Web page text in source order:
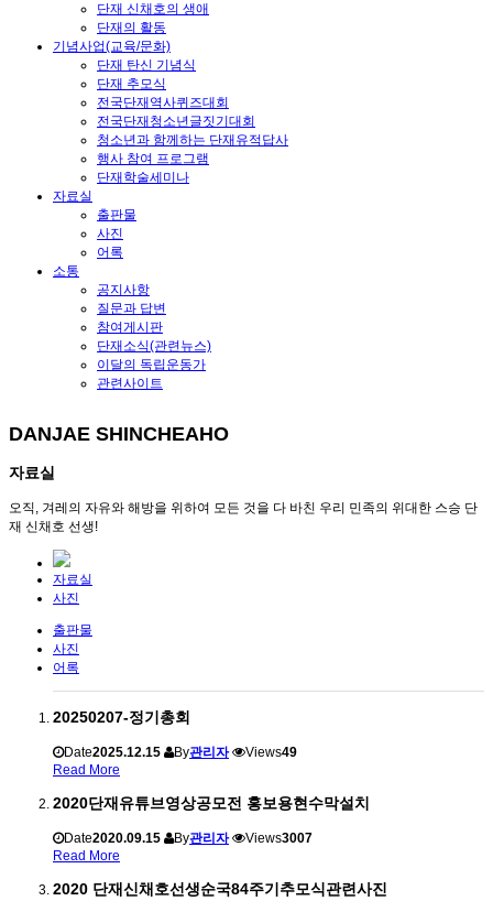
단재 신채호의 생애
단재의 활동
기념사업(교육/문화)
단재 탄신 기념식
단재 추모식
전국단재역사퀴즈대회
전국단재청소년글짓기대회
청소년과 함께하는 단재유적답사
행사 참여 프로그램
단재학술세미나
자료실
출판물
사진
어록
소통
공지사항
질문과 답변
참여게시판
단재소식(관련뉴스)
이달의 독립운동가
관련사이트
DANJAE SHINCHEAHO
자료실
오직, 겨레의 자유와 해방을 위하여 모든 것을 다 바친 우리 민족의 위대한 스승 단
재 신채호 선생!
자료실
사진
출판물
사진
어록
20250207-정기총회
Date2025.12.15 By관리자 Views49
Read More
2020단재유튜브영상공모전 홍보용현수막설치
Date2020.09.15 By관리자 Views3007
Read More
2020 단재신채호선생순국84주기추모식관련사진